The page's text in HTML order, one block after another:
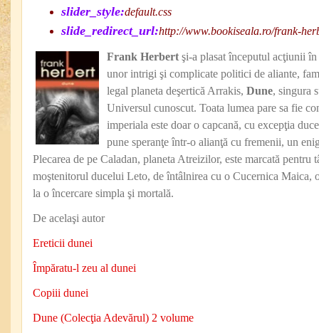
slider_style:default.css
slide_redirect_url:http://www.bookiseala.ro/frank-
Frank Herbert şi-a plasat începutul acţiunii
unor intrigi şi complicate politici de aliante,
legal planeta deşertică Arrakis, Dune, singura
Universul cunoscut. Toata lumea pare sa fie
imperiala este doar o capcană, cu excepţia
pune speranţe într-o alianţă cu fremenii, un
Plecarea de pe Caladan, planeta Atreizilor, este marcată pentru
moştenitorul ducelui Leto, de întâlnirea cu o Cucernica Maica,
la o încercare simpla şi mortală.
De acelaşi autor
Ereticii dunei
Împăratu-l zeu al dunei
Copiii dunei
Dune (Colecţia Adevărul) 2 volume